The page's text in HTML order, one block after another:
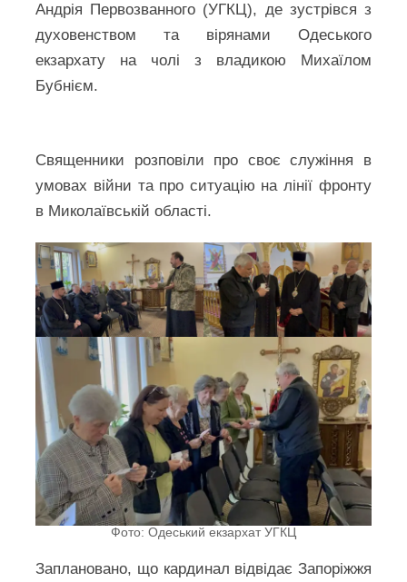
Андрія Первозванного (УГКЦ), де зустрівся з
духовенством та вірянами Одеського
екзархату на чолі з владикою Михаїлом
Бубнієм.
Священники розповіли про своє служіння в
умовах війни та про ситуацію на лінії фронту
в Миколаївській області.
Фото: Одеський екзархат УГКЦ
Заплановано, що кардинал відвідає Запоріжжя